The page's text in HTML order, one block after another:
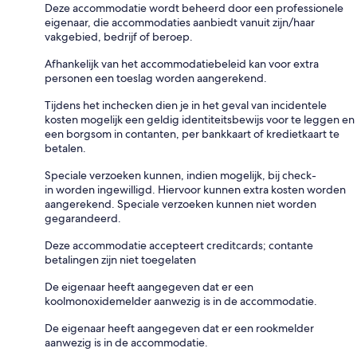
Deze accommodatie wordt beheerd door een professionele
eigenaar, die accommodaties aanbiedt vanuit zijn/haar
vakgebied, bedrijf of beroep.
Afhankelijk van het accommodatiebeleid kan voor extra
personen een toeslag worden aangerekend.
Tijdens het inchecken dien je in het geval van incidentele
kosten mogelijk een geldig identiteitsbewijs voor te leggen en
een borgsom in contanten, per bankkaart of kredietkaart te
betalen.
Speciale verzoeken kunnen, indien mogelijk, bij check-
in worden ingewilligd. Hiervoor kunnen extra kosten worden
aangerekend. Speciale verzoeken kunnen niet worden
gegarandeerd.
Deze accommodatie accepteert creditcards; contante
betalingen zijn niet toegelaten
De eigenaar heeft aangegeven dat er een
koolmonoxidemelder aanwezig is in de accommodatie.
De eigenaar heeft aangegeven dat er een rookmelder
aanwezig is in de accommodatie.